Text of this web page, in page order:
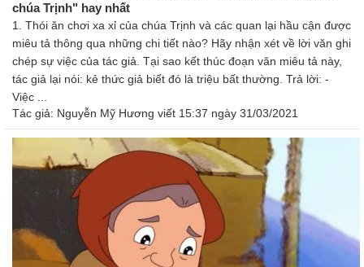
chúa Trịnh" hay nhất
1. Thói ăn chơi xa xỉ của chúa Trịnh và các quan lại hầu cận được
miêu tả thông qua những chi tiết nào? Hãy nhận xét về lời văn ghi
chép sự việc của tác giả. Tại sao kết thúc đoạn văn miêu tả này,
tác giả lại nói: kẻ thức giả biết đó là triệu bất thường. Trả lời: -
Việc ...
Tác giả: Nguyễn Mỹ Hương viết 15:37 ngày 31/03/2021